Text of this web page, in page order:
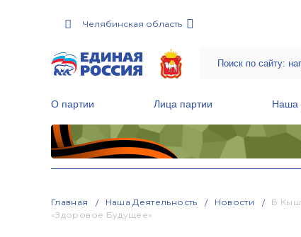
Челябинская область
О партии Лица партии Наша
Главная Наша Деятельность Новости
В
«Здоровое Будущее»